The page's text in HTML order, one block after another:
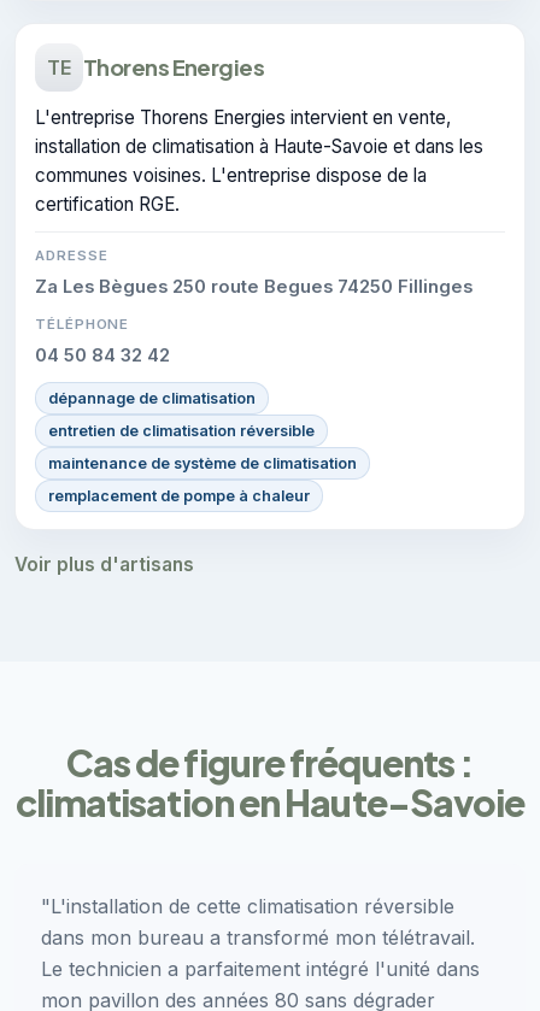
TE Thorens Energies
L'entreprise Thorens Energies intervient en vente,
installation de climatisation à Haute-Savoie et dans les
communes voisines. L'entreprise dispose de la
certification RGE.
ADRESSE
Za Les Bègues 250 route Begues 74250 Fillinges
TÉLÉPHONE
04 50 84 32 42
dépannage de climatisation
entretien de climatisation réversible
maintenance de système de climatisation
remplacement de pompe à chaleur
Voir plus d'artisans
Cas de figure fréquents :
climatisation en Haute-Savoie
"L'installation de cette climatisation réversible
dans mon bureau a transformé mon télétravail.
Le technicien a parfaitement intégré l'unité dans
mon pavillon des années 80 sans dégrader